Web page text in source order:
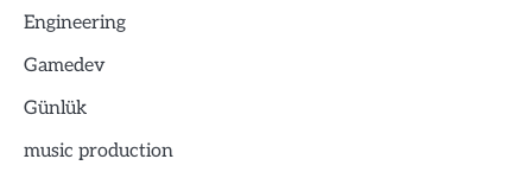
Engineering
Gamedev
Günlük
music production